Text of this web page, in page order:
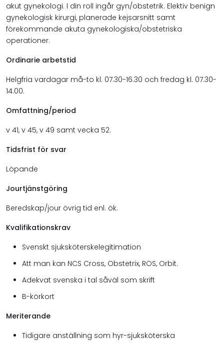
akut gynekologi. I din roll ingår gyn/obstetrik. Elektiv benign
gynekologisk kirurgi, planerade kejsarsnitt samt
förekommande akuta gynekologiska/obstetriska
operationer.
Ordinarie arbetstid
Helgfria vardagar må-to kl. 07.30-16.30 och fredag kl. 07.30-
14.00.
Omfattning/period
v 41, v 45, v 49 samt vecka 52.
Tidsfrist för svar
Löpande
Jourtjänstgöring
Beredskap/jour övrig tid enl. ök.
Kvalifikationskrav
Svenskt sjuksköterskelegitimation
Att man kan NCS Cross, Obstetrix, ROS, Orbit.
Adekvat svenska i tal såväl som skrift
B-körkort
Meriterande
Tidigare anställning som hyr-sjuksköterska